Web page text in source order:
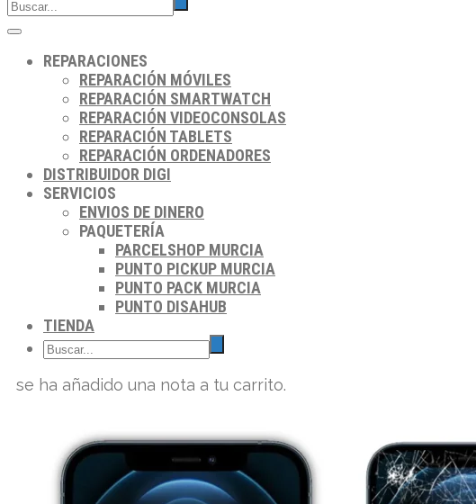
REPARACIONES
REPARACIÓN MÓVILES
REPARACIÓN SMARTWATCH
REPARACIÓN VIDEOCONSOLAS
REPARACIÓN TABLETS
REPARACIÓN ORDENADORES
DISTRIBUIDOR DIGI
SERVICIOS
ENVIOS DE DINERO
PAQUETERÍA
PARCELSHOP MURCIA
PUNTO PICKUP MURCIA
PUNTO PACK MURCIA
PUNTO DISAHUB
TIENDA
se ha añadido una nota a tu carrito.